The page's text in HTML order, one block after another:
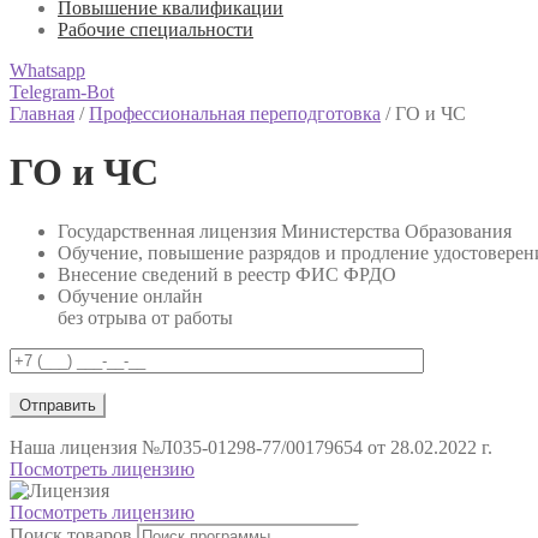
Повышение квалификации
Рабочие специальности
Whatsapp
Telegram-Bot
Главная /Профессиональная переподготовка /ГО и ЧС
ГО и ЧС
Государственная лицензия Министерства Образования
Обучение, повышение разрядов и продление
Внесение сведений в реестр ФИС ФРДО
Обучение онлайн
без отрыва от работы
Наша лицензия №Л035-01298-77/00179654 от 28.02.2022 г.
Посмотреть лицензию
Посмотреть лицензию